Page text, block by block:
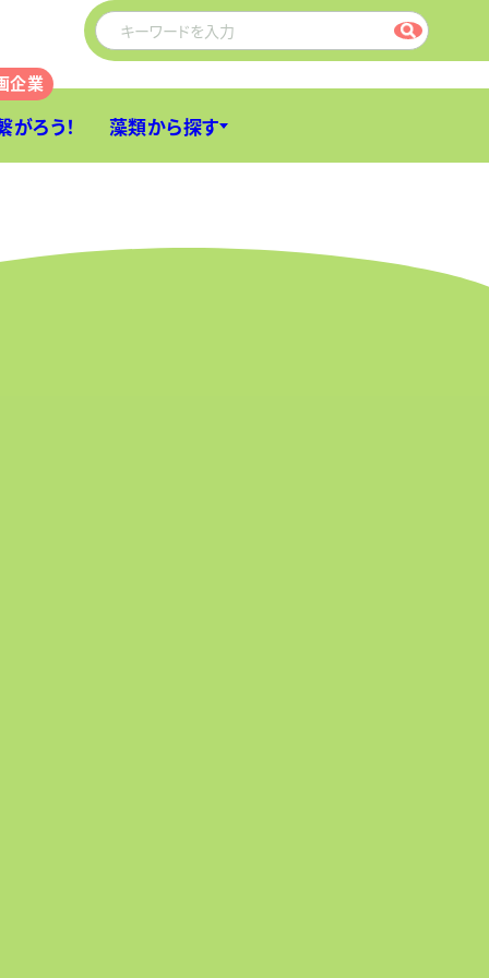
がろう！ 藻類から探す